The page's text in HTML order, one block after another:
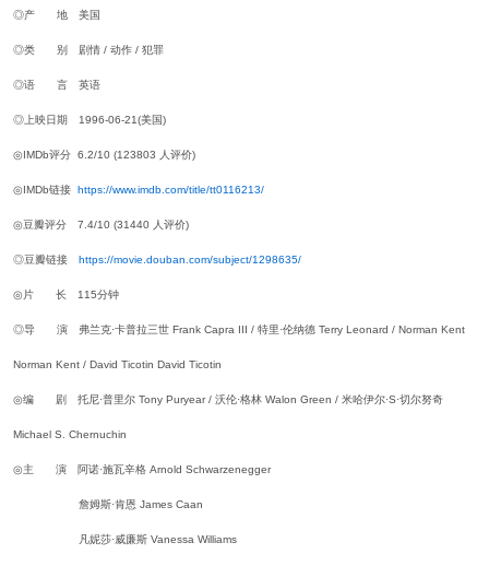
◎产 地 美国
◎类 别 剧情 / 动作 / 犯罪
◎语 言 英语
◎上映日期 1996-06-21(美国)
◎IMDb评分 6.2/10 (123803 人评价)
◎IMDb链接 https://www.imdb.com/title/tt0116213/
◎豆瓣评分 7.4/10 (31440 人评价)
◎豆瓣链接 https://movie.douban.com/subject/1298635/
◎片 长 115分钟
◎导 演 弗兰克·卡普拉三世 Frank Capra III / 特里·伦纳德 Terry Leonard / Norman Kent
Norman Kent / David Ticotin David Ticotin
◎编 剧 托尼·普里尔 Tony Puryear / 沃伦·格林 Walon Green / 米哈伊尔·S·切尔努奇
Michael S. Chernuchin
◎主 演 阿诺·施瓦辛格 Arnold Schwarzenegger
詹姆斯·肯恩 James Caan
凡妮莎·威廉斯 Vanessa Williams